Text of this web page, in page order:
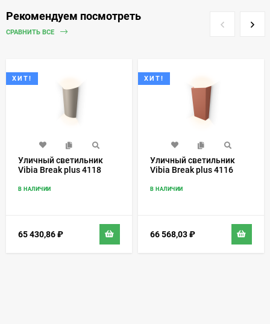
Рекомендуем посмотреть
СРАВНИТЬ ВСЕ
ХИТ!
Уличный светильник
Vibia Break plus 4118
В НАЛИЧИИ
65 430,86₽
ХИТ!
Уличный светильник
Vibia Break plus 4116
В НАЛИЧИИ
66 568,03₽